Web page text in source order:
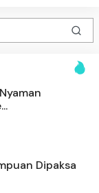
Dipaksa